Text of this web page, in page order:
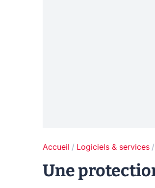
Accueil Logiciels & services
Une